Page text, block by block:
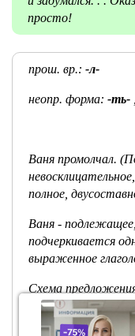
просто!
прош. вр.: -л-
неопр. форма: -ть-,
Ваня промолчал.
полное,
Ваня -
подчеркивается
выраженное
Схема